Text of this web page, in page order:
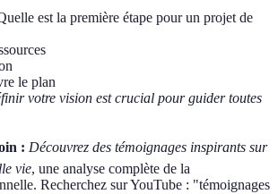
est la première étape pour un projet de
le plan
votre vision est crucial pour guider toutes
: Découvrez des témoignages inspirants sur
vie, une analyse complète de la
Recherchez sur YouTube : "témoignages